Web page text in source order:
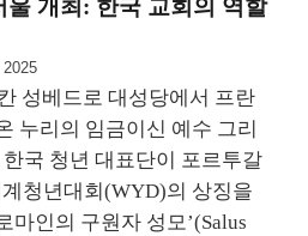
울 개최: 한국 교회의 역할
성베드로 대성당에서 프란
누리의 임금이신 예수 그리
국 청년 대표단이 포르투갈
청년대회(WYD)의 상징을
마인의 구원자 성모’(Salus